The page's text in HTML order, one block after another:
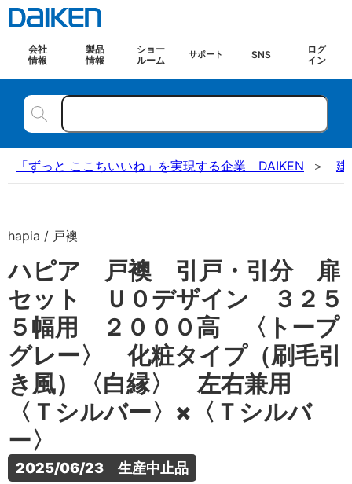
会社
情報
製品
情報
ショー
ルーム
サポート SNS
ログ
イン
「ずっと ここちいいね」を実現する企業 DAIKEN 建
hapia / 戸襖
ハピア 戸襖 引戸・引分 扉
セット Ｕ０デザイン ３２５
５幅用 ２０００高 〈トープ
グレー〉 化粧タイプ（刷毛引
き風）〈白縁〉 左右兼用
〈Ｔシルバー〉×〈Ｔシルバ
ー〉
2025/06/23　生産中止品